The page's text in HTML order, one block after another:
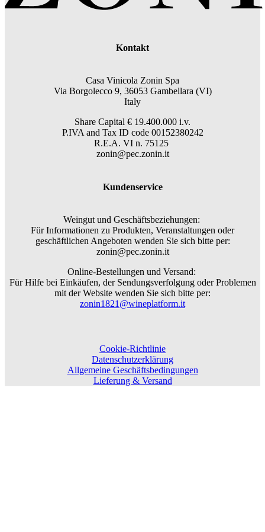
Kontakt
Casa Vinicola Zonin Spa
Via Borgolecco 9, 36053 Gambellara (VI)
Italy
Share Capital € 19.400.000 i.v.
P.IVA and Tax ID code 00152380242
R.E.A. VI n. 75125
zonin@pec.zonin.it
Kundenservice
Weingut und Geschäftsbeziehungen:
Für Informationen zu Produkten, Veranstaltungen oder
geschäftlichen Angeboten wenden Sie sich bitte per:
zonin@pec.zonin.it
Online-Bestellungen und Versand:
Für Hilfe bei Einkäufen, der Sendungsverfolgung oder Problemen
mit der Website wenden Sie sich bitte per:
zonin1821@wineplatform.it
Cookie-Richtlinie
Datenschutzerklärung
Allgemeine Geschäftsbedingungen
Lieferung & Versand